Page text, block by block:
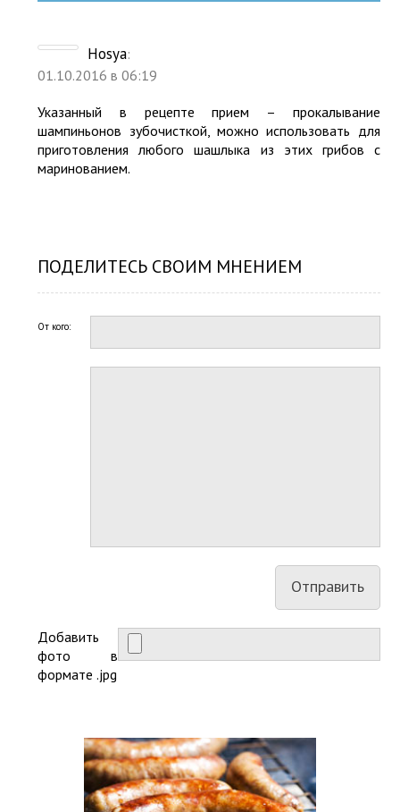
Hosya:
01.10.2016 в 06:19
Указанный в рецепте прием – прокалывание
шампиньонов зубочисткой, можно использовать для
приготовления любого шашлыка из этих грибов с
маринованием.
ПОДЕЛИТЕСЬ СВОИМ МНЕНИЕМ
От кого:
Добавить
фото в
формате .jpg